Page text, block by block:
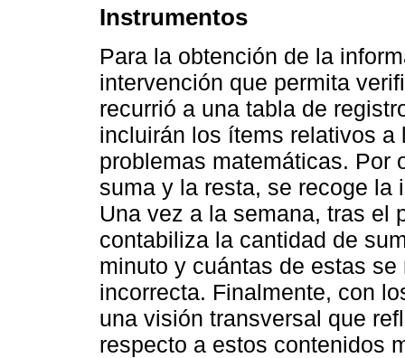
Instrumentos
Para la obtención de la
intervención que permita
recurrió a una tabla de
incluirán los ítems relativos
problemas matemáticas. Por
suma y la resta, se recoge la
Una vez a la semana, tras el
contabiliza la cantidad de
minuto y cuántas de estas
incorrecta. Finalmente, con
una visión transversal que
respecto a estos contenidos